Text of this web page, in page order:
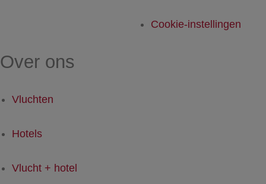
Cookie-instellingen
Over ons
Vluchten
Hotels
Vlucht + hotel